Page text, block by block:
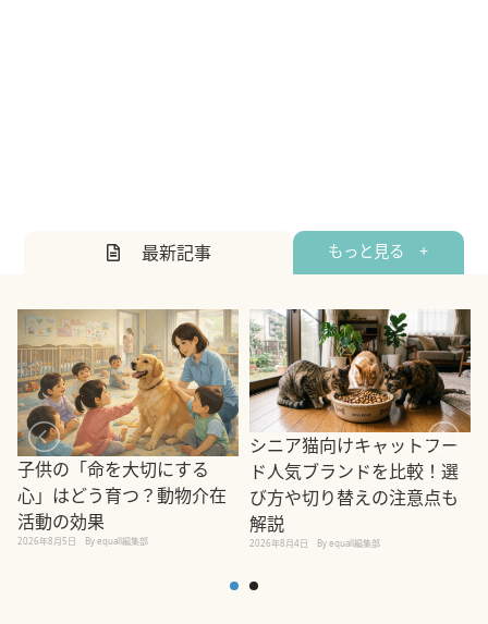
最新記事 もっと見る +
子供の「命を大切にする
心」はどう育つ？動物介在
活動の効果
2026年8月5日 By equall編集部
シニア猫向けキャットフー
ド人気ブランドを比較！選
び方や切り替えの注意点も
解説
2026年8月4日 By equall編集部